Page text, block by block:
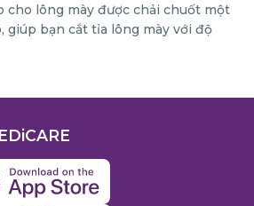
cho lông mày được chải chuốt một
giúp bạn cắt tỉa lông mày với độ